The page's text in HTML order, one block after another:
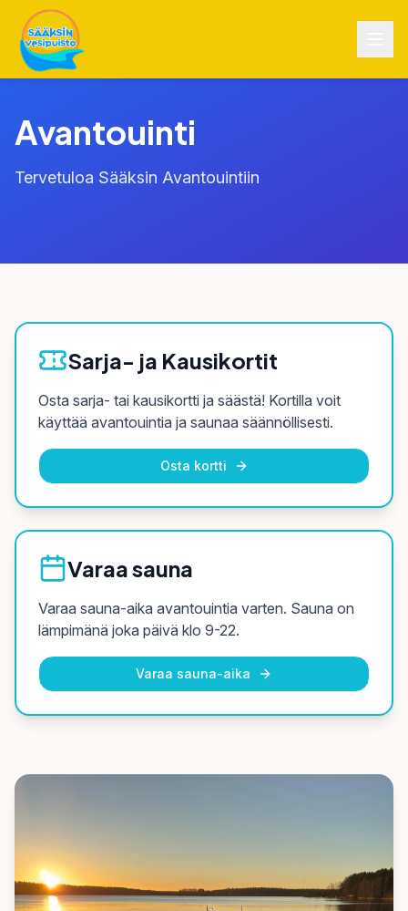
Avantouinti
Tervetuloa Sääksin Avantouintiin
Sarja- ja Kausikortit
Osta sarja- tai kausikortti ja säästä! Kortilla voit
käyttää avantouintia ja saunaa säännöllisesti.
Osta kortti
Varaa sauna
Varaa sauna-aika avantouintia varten. Sauna on
lämpimänä joka päivä klo 9-22.
Varaa sauna-aika